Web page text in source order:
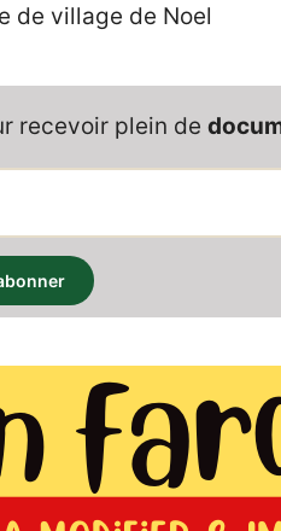
de village de Noel
recevoir plein de